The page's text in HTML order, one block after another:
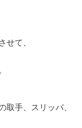
せて、
取手、スリッパ、